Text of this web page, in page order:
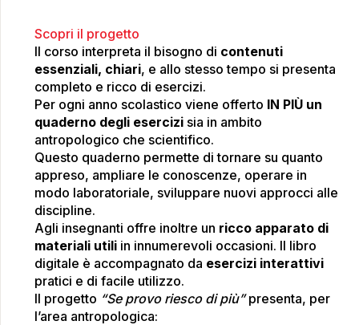
Scopri il progetto
Il corso interpreta il bisogno di contenuti
essenziali, chiari, e allo stesso tempo si presenta
completo e ricco di esercizi.
Per ogni anno scolastico viene offerto IN PIÙ un
quaderno degli esercizisia in ambito
antropologico che scientifico.
Questo quaderno permette di tornare su quanto
appreso, ampliare le conoscenze, operare in
modo laboratoriale, sviluppare nuovi approcci alle
discipline.
Agli insegnanti offre inoltre un ricco apparato di
materiali utiliin innumerevoli occasioni. Il libro
digitale è accompagnato da esercizi interattivi
pratici e di facile utilizzo.
Il progetto “Se provo riesco di più”presenta, per
l’area antropologica: